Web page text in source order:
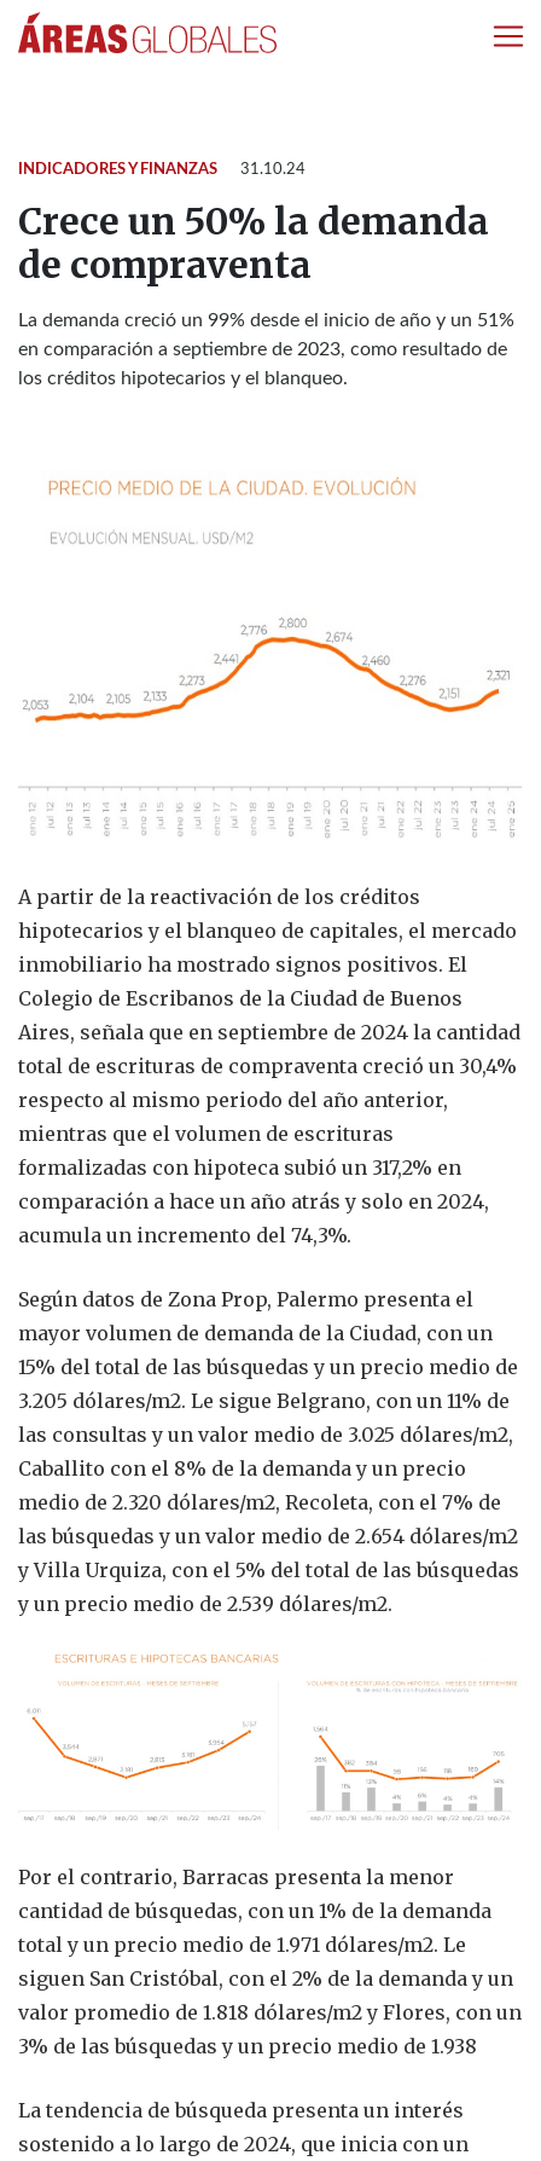
INDICADORES Y FINANZAS 31.10.24
Crece un 50% la demanda
de compraventa
La demanda creció un 99% desde el inicio de año y un 51%
en comparación a septiembre de 2023, como resultado de
los créditos hipotecarios y el blanqueo.
A partir de la reactivación de los créditos
hipotecarios y el blanqueo de capitales, el mercado
inmobiliario ha mostrado signos positivos. El
Colegio de Escribanos de la Ciudad de Buenos
Aires, señala que en septiembre de 2024 la cantidad
total de escrituras de compraventa creció un 30,4%
respecto al mismo periodo del año anterior,
mientras que el volumen de escrituras
formalizadas con hipoteca subió un 317,2% en
comparación a hace un año atrás y solo en 2024,
acumula un incremento del 74,3%.
Según datos de Zona Prop, Palermo presenta el
mayor volumen de demanda de la Ciudad, con un
15% del total de las búsquedas y un precio medio de
3.205 dólares/m2. Le sigue Belgrano, con un 11% de
las consultas y un valor medio de 3.025 dólares/m2,
Caballito con el 8% de la demanda y un precio
medio de 2.320 dólares/m2, Recoleta, con el 7% de
las búsquedas y un valor medio de 2.654 dólares/m2
y Villa Urquiza, con el 5% del total de las búsquedas
y un precio medio de 2.539 dólares/m2.
Por el contrario, Barracas presenta la menor
cantidad de búsquedas, con un 1% de la demanda
total y un precio medio de 1.971 dólares/m2. Le
siguen San Cristóbal, con el 2% de la demanda y un
valor promedio de 1.818 dólares/m2 y Flores, con un
3% de las búsquedas y un precio medio de 1.938
La tendencia de búsqueda presenta un interés
sostenido a lo largo de 2024, que inicia con un